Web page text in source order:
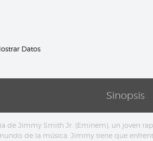
Datos
Sinopsis
de Jimmy Smith Jr. (Eminem), un joven
de la música. Jimmy tiene que